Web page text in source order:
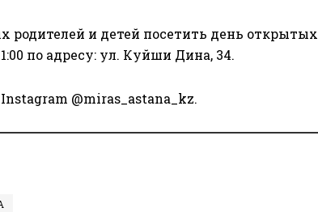
родителей и детей посетить день открытых
по адресу: ул. Куйши Дина, 34.
@miras_astana_kz.